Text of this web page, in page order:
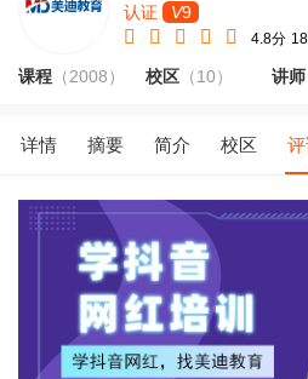
认证
V9
4.8分
课程 （2008） 校区（10） 讲师
详情 摘要 简介 校区